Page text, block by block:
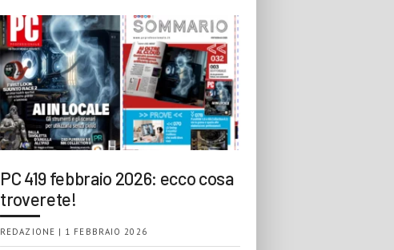
PC 419 febbraio 2026: ecco cosa
troverete!
REDAZIONE | 1 FEBBRAIO 2026